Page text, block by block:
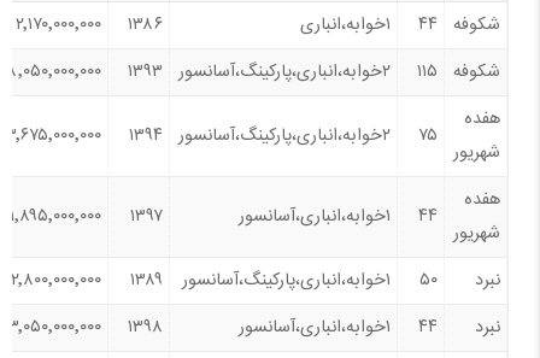
شکوفه
۴۴ ۱خوابه،انباری ۱۳۸۶
۲٬۱۷۰٬۰۰۰٬۰۰۰
شکوفه
۱۱۵ ۲خوابه،انباری،پارکینگ،آسانسور ۱۳۹۳
۸٬۰۵۰٬۰۰۰٬۰۰۰
هفده
شهریور
۷۵ ۲خوابه،انباری،پارکینگ،آسانسور ۱۳۹۴ ۳٬۶۷۵٬۰۰۰٬۰۰۰
هفده
شهریور
۴۴ ۱خوابه،انباری،آسانسور ۱۳۹۷ ۱٬۸۹۵٬۰۰۰٬۰۰۰
نبرد ۵۰ ۱خوابه،انباری،پارکینگ،آسانسور ۱۳۸۹
۲٬۸۰۰٬۰۰۰٬۰۰۰
نبرد
۴۴ ۱خوابه،انباری،آسانسور ۱۳۹۸
۳٬۰۵۰٬۰۰۰٬۰۰۰